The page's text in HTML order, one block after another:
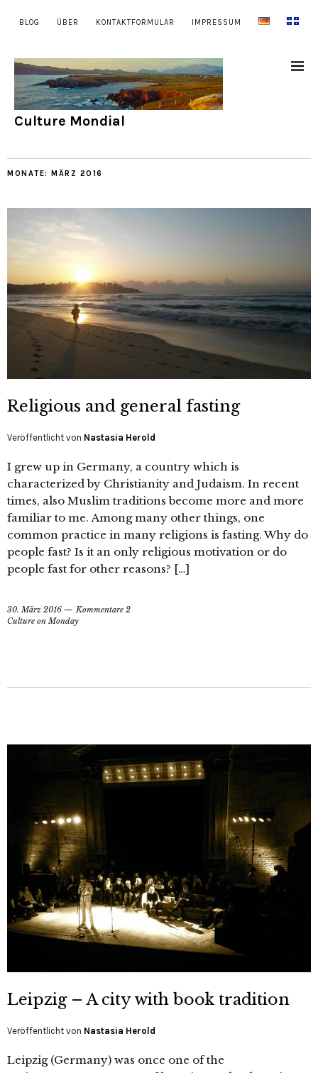
BLOG ÜBER KONTAKTFORMULAR IMPRESSUM
Culture Mondial
MONATE: MÄRZ 2016
Religious and general fasting
Veröffentlicht von Nastasia Herold
I grew up in Germany, a country which is
characterized by Christianity and Judaism. In recent
times, also Muslim traditions become more and more
familiar to me. Among many other things, one
common practice in many religions is fasting. Why do
people fast? Is it an only religious motivation or do
people fast for other reasons? […]
30. März 2016
Kommentare 2
Culture on Monday
Leipzig – A city with book tradition
Veröffentlicht von Nastasia Herold
Leipzig (Germany) was once one of the